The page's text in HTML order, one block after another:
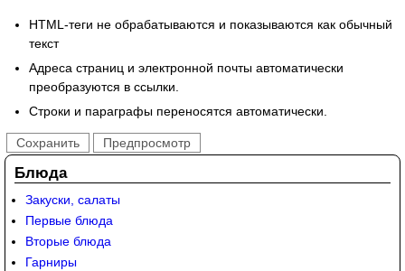
HTML-теги не обрабатываются и показываются как обычный
текст
Адреса страниц и электронной почты автоматически
преобразуются в ссылки.
Строки и параграфы переносятся автоматически.
Блюда
Закуски, салаты
Первые блюда
Вторые блюда
Гарниры